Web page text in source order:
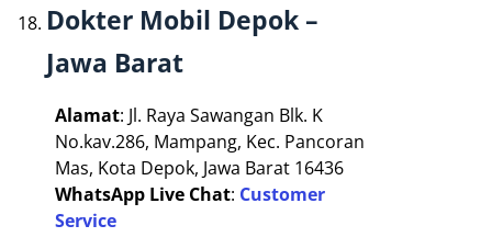
Dokter Mobil Depok –
Jawa Barat
Alamat: Jl. Raya Sawangan Blk. K
No.kav.286, Mampang, Kec. Pancoran
Mas, Kota Depok, Jawa Barat 16436
WhatsApp Live Chat: Customer
Service